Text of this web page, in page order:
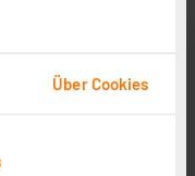
Über Cookies
– RGBW,